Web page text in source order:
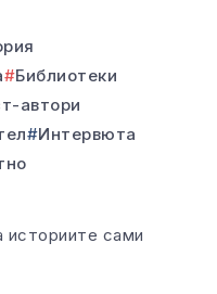
Библиотеки
автори
Интервюта
историите сами